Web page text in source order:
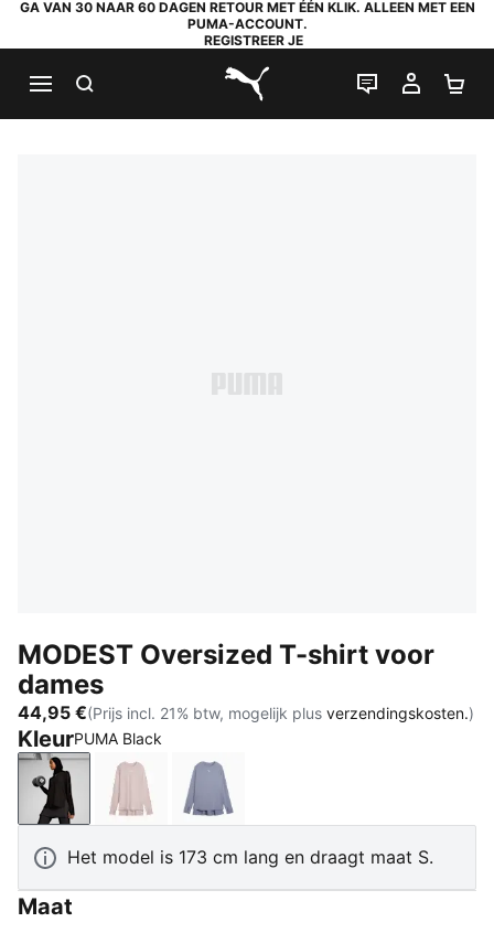
GA VAN 30 NAAR 60 DAGEN RETOUR MET ÉÉN KLIK. ALLEEN MET EEN
PUMA-ACCOUNT.
REGISTREER JE
PUMA.com
LIVE CHAT
MIJN
MODEST Oversized T-shirt voor
dames
44,95 €(Prijs incl. 21% btw, mogelijk plus verzendingskosten.)
KleurPUMA Black
PUMA BlackMisty Pink Gray Sky
Het model is 173 cm lang en draagt maat S.
Maat